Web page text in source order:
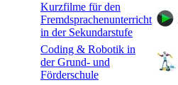
Kurzfilme für den
Fremdsprachenunterricht
in der Sekundarstufe
Coding & Robotik in
der Grund- und
Förderschule